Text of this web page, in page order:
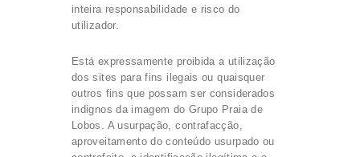
inteira responsabilidade e risco do
utilizador.
Está expressamente proibida a utilização
dos sites para fins ilegais ou quaisquer
outros fins que possam ser considerados
indignos da imagem do Grupo Praia de
Lobos. A usurpação, contrafacção,
aproveitamento do conteúdo usurpado ou